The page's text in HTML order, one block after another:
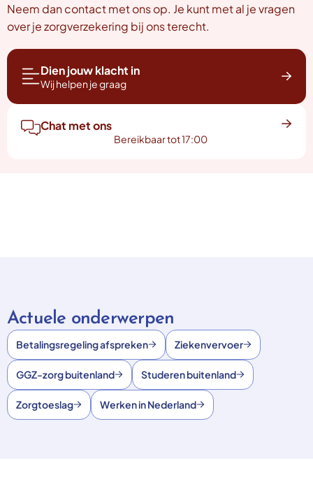
Neem dan contact met ons op. Je kunt met al je vragen
over je zorgverzekering bij ons terecht.
Dien jouw klacht in
Wij helpen je graag
Chat met ons
Bereikbaar tot 17:00
Actuele onderwerpen
Betalingsregeling afspreken Ziekenvervoer
GGZ-zorg buitenland Studeren buitenland
Zorgtoeslag Werken in Nederland